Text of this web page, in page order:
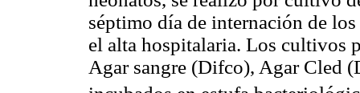
séptimo día de internación de
el alta hospitalaria. Los cultivos
Agar sangre (Difco), Agar Cled